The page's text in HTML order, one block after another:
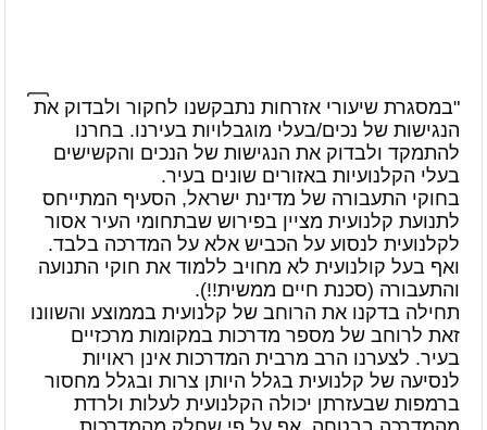
"במסגרת שיעורי אזרחות נתבקשנו לחקור ולבדוק את
הנגישות של נכים/בעלי מוגבלויות בעירנו. בחרנו
להתמקד ולבדוק את הנגישות של הנכים והקשישים
בעלי הקלנועיות באזורים שונים בעיר.
בחוקי התעבורה של מדינת ישראל, הסעיף המתייחס
לתנועת קלנועית מציין בפירוש שבתחומי העיר אסור
לקלנועית לנסוע על הכביש אלא על המדרכה בלבד.
ואף בעל קולנועית לא מחויב ללמוד את חוקי התנועה
והתעבורה (סכנת חיים ממשית!!).
תחילה בדקנו את הרוחב של קלנועית בממוצע והשוונו
זאת לרוחב של מספר מדרכות במקומות מרכזיים
בעיר. לצערנו הרב מרבית המדרכות אינן ראויות
לנסיעה של קלנועית בגלל היותן צרות ובגלל מחסור
ברמפות שבעזרתן יכולה הקלנועית לעלות ולרדת